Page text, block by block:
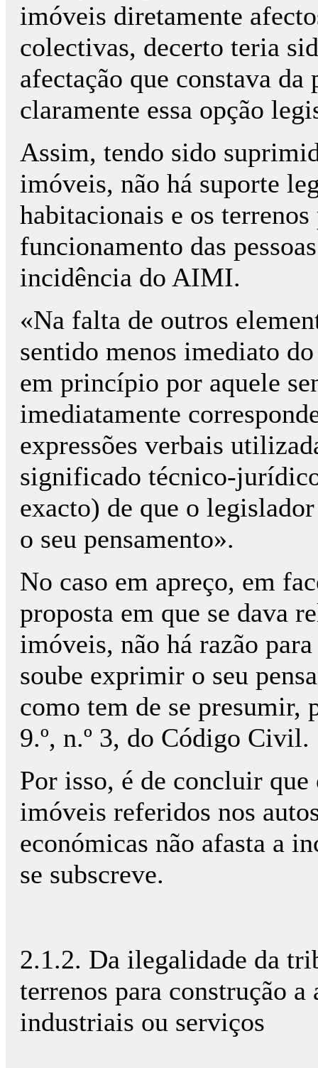
imóveis diretamente
colectivas, decerto teria
afectação que constava da
claramente essa opção
Assim, tendo sido
imóveis, não há suporte
habitacionais e os
funcionamento das
incidência do AIMI.
«Na falta de outros
sentido menos imediato
em princípio por aquele
imediatamente
expressões verbais
significado técnico-
exacto) de que o
o seu pensamento».
No caso em apreço, em
proposta em que se dava
imóveis, não há razão
soube exprimir o seu
como tem de se presumir,
9.º, n.º 3, do Código Civil.
Por isso, é de concluir
imóveis referidos nos
económicas não afasta a
se subscreve.
2.1.2. Da ilegalidade da
terrenos para construção
industriais ou serviços